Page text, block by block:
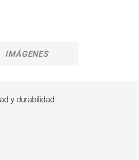
IMÁGENES
y durabilidad.